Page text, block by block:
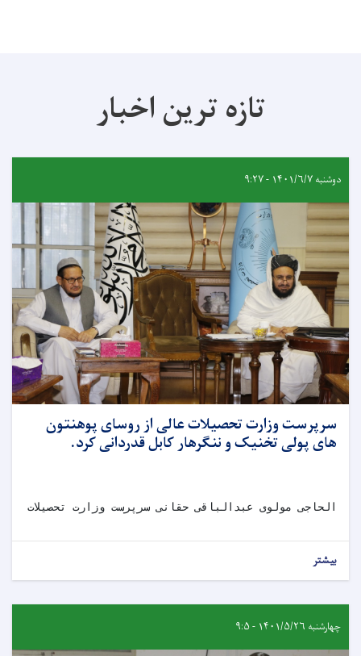
تازه ترین اخبار
دوشنبه ۱۴۰۱/۶/۷ - ۹:۲۷
سرپرست وزارت تحصیلات عالی از روسای پوهنتون
های پولی تخنیک و ننگرهار کابل قدردانی کرد.
الحاجی مولوی عبدالباقی حقانی سرپرست وزارت تحصیلات
بیشتر
چهارشنبه ۱۴۰۱/۵/۲۶ - ۹:۵